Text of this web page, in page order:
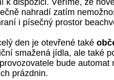
k dispozici. Věříme, že
nahradí zatím
i písečný prostor
den je otevřené také
smažená jídla, ale také
bude
prázdnin.